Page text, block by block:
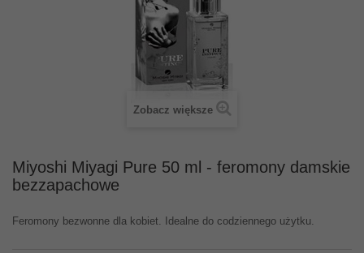
Zobacz większe
Miyoshi Miyagi Pure 50 ml - feromony damskie
bezzapachowe
Feromony bezwonne dla kobiet. Idealne do codziennego użytku.